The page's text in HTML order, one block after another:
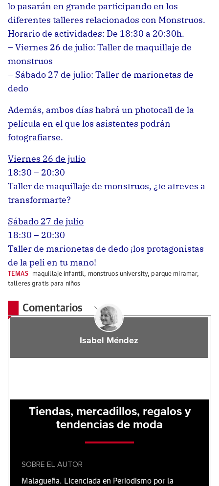
lo pasarán en grande participando en los
diferentes talleres relacionados con Monstruos.
Horario de actividades: De 18:30 a 20:30h.
– Viernes 26 de julio: Taller de maquillaje de
monstruos
– Sábado 27 de julio: Taller de marionetas de
dedo
Además, ambos días habrá un photocall de la
película en el que los asistentes podrán
fotografiarse.
Viernes 26 de julio
18:30 – 20:30
Taller de maquillaje de monstruos, ¿te atreves a
transformarte?
Sábado 27 de julio
18:30 – 20:30
Taller de marionetas de dedo ¡los protagonistas
de la peli en tu mano!
TEMAS maquillaje infantil, monstruos university, parque miramar,
talleres gratis para niños
Comentarios
Isabel Méndez
Tiendas, mercadillos, regalos y
tendencias de moda
SOBRE EL AUTOR
Malagueña. Licenciada en Periodismo por la